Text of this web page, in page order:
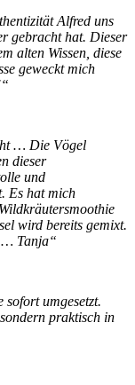
Alfred uns
gebracht hat. Dieser
alten Wissen, diese
geweckt mich
… Die Vögel
dieser
und
Es hat mich
wird bereits gemixt.
… Tanja“
sofort umgesetzt.
praktisch in